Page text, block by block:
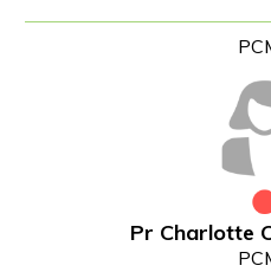
Pr Charlotte